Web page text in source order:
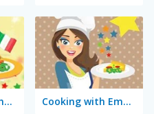
Cooking with Emma: Tasty Vegetable Lasagna Cooking with Emma: Tomato Quiche Vegan